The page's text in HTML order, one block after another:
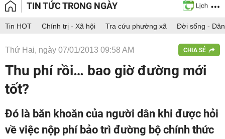
TIN TỨC TRONG NGÀY
Tin HOT Chính trị - Xã hội Tra cứu phường xã Đời sống -
Thứ Hai, ngày 07/01/2013 09:58 AM CHIA SẺ
Thu phí rồi… bao giờ đường mới
tốt?
Đó là băn khoăn của người dân khi được hỏi
về việc nộp phí bảo trì đường bộ chính thức